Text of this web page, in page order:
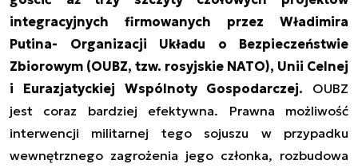
integracyjnych firmowanych przez Władimira
Putina- Organizacji Układu o Bezpieczeństwie
Zbiorowym (OUBZ, tzw. rosyjskie NATO), Unii Celnej
i Eurazjatyckiej Wspólnoty Gospodarczej. OUBZ
jest coraz bardziej efektywna. Prawna możliwość
interwencji militarnej tego sojuszu w przypadku
wewnętrznego zagrożenia jego członka, rozbudowa